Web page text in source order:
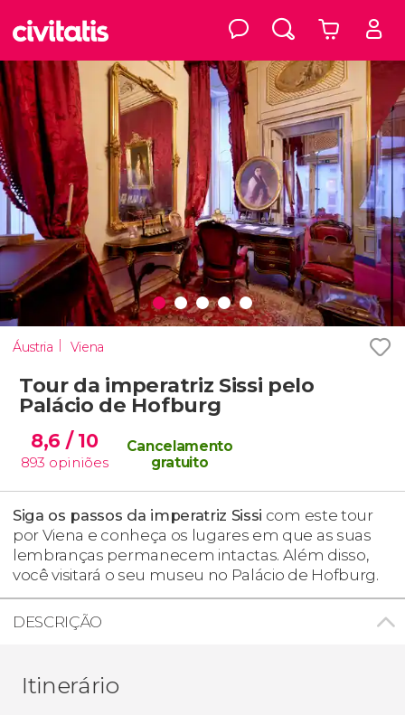
Áustria Viena
Tour da imperatriz Sissi pelo
Palácio de Hofburg
8,6 / 10
893 opiniões
Cancelamento
gratuito
Siga os passos da imperatriz Sissi com este tour
por Viena e conheça os lugares em que as suas
lembranças permanecem intactas. Além disso,
você visitará o seu museu no Palácio de Hofburg.
DESCRIÇÃO
Itinerário